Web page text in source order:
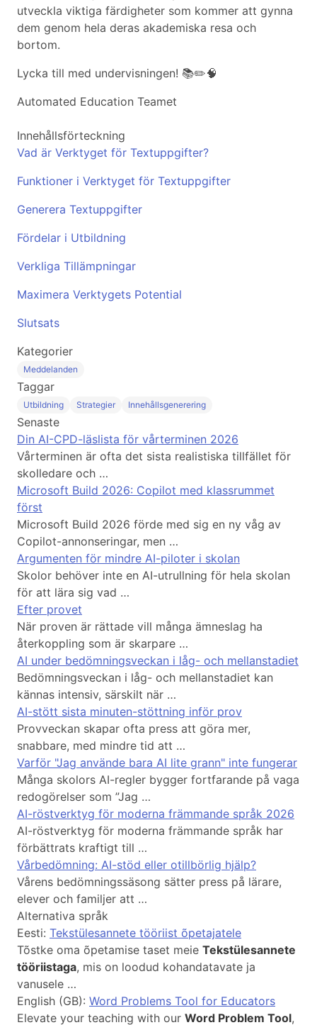
utveckla viktiga färdigheter som kommer att gynna
dem genom hela deras akademiska resa och
bortom.
Lycka till med undervisningen! 📚✏️🧠
Automated Education Teamet
Innehållsförteckning
Vad är Verktyget för Textuppgifter?
Funktioner i Verktyget för Textuppgifter
Generera Textuppgifter
Fördelar i Utbildning
Verkliga Tillämpningar
Maximera Verktygets Potential
Slutsats
Kategorier
Meddelanden
Taggar
Utbildning Strategier Innehållsgenerering
Senaste
Din AI-CPD-läslista för vårterminen 2026
Vårterminen är ofta det sista realistiska tillfället för
skolledare och …
Microsoft Build 2026: Copilot med klassrummet
först
Microsoft Build 2026 förde med sig en ny våg av
Copilot-annonseringar, men …
Argumenten för mindre AI-piloter i skolan
Skolor behöver inte en AI-utrullning för hela skolan
för att lära sig vad …
Efter provet
När proven är rättade vill många ämneslag ha
återkoppling som är skarpare …
AI under bedömningsveckan i låg- och mellanstadiet
Bedömningsveckan i låg- och mellanstadiet kan
kännas intensiv, särskilt när …
AI-stött sista minuten-stöttning inför prov
Provveckan skapar ofta press att göra mer,
snabbare, med mindre tid att …
Varför "Jag använde bara AI lite grann" inte fungerar
Många skolors AI-regler bygger fortfarande på vaga
redogörelser som ”Jag …
AI-röstverktyg för moderna främmande språk 2026
AI-röstverktyg för moderna främmande språk har
förbättrats kraftigt till …
Vårbedömning: AI-stöd eller otillbörlig hjälp?
Vårens bedömningssäsong sätter press på lärare,
elever och familjer att …
Alternativa språk
Eesti: Tekstülesannete tööriist õpetajatele
Tõstke oma õpetamise taset meie Tekstülesannete
tööriistaga, mis on loodud kohandatavate ja
vanusele …
English (GB): Word Problems Tool for Educators
Elevate your teaching with our Word Problem Tool,